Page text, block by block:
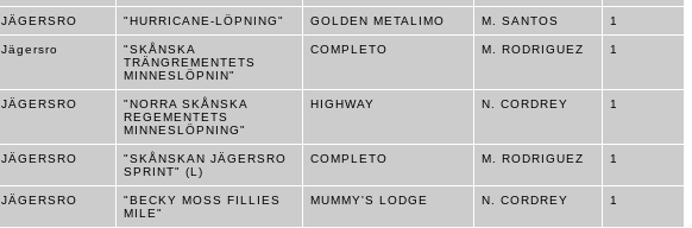
JÄGERSRO "HURRICANE-LÖPNING" GOLDEN METALIMO M. SANTOS 1
Jägersro
"SKÅNSKA
TRÄNGREMENTETS
MINNESLÖPNIN"
COMPLETO M. RODRIGUEZ 1
JÄGERSRO
"NORRA SKÅNSKA
REGEMENTETS
MINNESLÖPNING"
HIGHWAY N. CORDREY 1
JÄGERSRO
"SKÅNSKAN JÄGERSRO
SPRINT" (L)
COMPLETO M. RODRIGUEZ 1
JÄGERSRO
"BECKY MOSS FILLIES
MILE"
MUMMY'S LODGE N. CORDREY 1